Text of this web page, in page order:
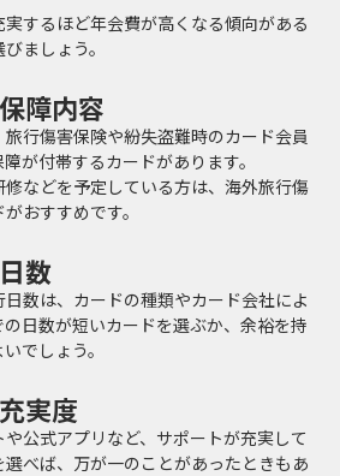
するほど年会費が高くなる傾向がある
ましょう。
障内容
行傷害保険や紛失盗難時のカード会員
が付帯するカードがあります。
などを予定している方は、海外旅行傷
おすすめです。
数
数は、カードの種類やカード会社によ
日数が短いカードを選ぶか、余裕を持
でしょう。
実度
公式アプリなど、サポートが充実して
べば、万が一のことがあったときもあ